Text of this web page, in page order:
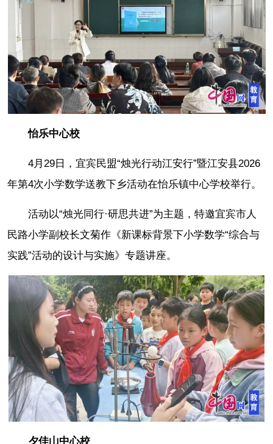
怡乐中心校
4月29日，宜宾民盟“烛光行动江安行”暨江安县2026
年第4次小学数学送教下乡活动在怡乐镇中心学校举行。
活动以“烛光同行·研思共进”为主题，特邀宜宾市人
民路小学副校长文菊作《新课标背景下小学数学“综合与
实践”活动的设计与实施》专题讲座。
夕佳山中心校